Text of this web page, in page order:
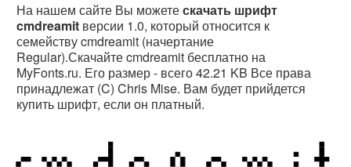
На нашем сайте Вы можетескачать шрифт
cmdreamit версии 1.0, который относится к
семейству cmdreamit (начертание
Regular).Скачайте cmdreamit бесплатно на
MyFonts.ru. Его размер - всего 42.21 KB Все права
принадлежат (C) Chris Mise. Вам будет прийдется
купить шрифт, если он платный.